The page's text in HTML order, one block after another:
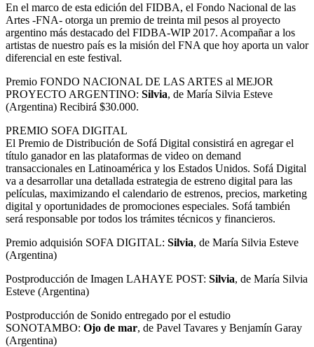
En el marco de esta edición del FIDBA, el Fondo Nacional de las
Artes -FNA- otorga un premio de treinta mil pesos al proyecto
argentino más destacado del FIDBA-WIP 2017. Acompañar a los
artistas de nuestro país es la misión del FNA que hoy aporta un valor
diferencial en este festival.
Premio FONDO NACIONAL DE LAS ARTES al MEJOR
PROYECTO ARGENTINO: Silvia, de María Silvia Esteve
(Argentina) Recibirá $30.000.
PREMIO SOFA DIGITAL
El Premio de Distribución de Sofá Digital consistirá en agregar el
título ganador en las plataformas de video on demand
transaccionales en Latinoamérica y los Estados Unidos. Sofá Digital
va a desarrollar una detallada estrategia de estreno digital para las
películas, maximizando el calendario de estrenos, precios, marketing
digital y oportunidades de promociones especiales. Sofá también
será responsable por todos los trámites técnicos y financieros.
Premio adquisión SOFA DIGITAL: Silvia, de María Silvia Esteve
(Argentina)
Postproducción de Imagen LAHAYE POST: Silvia, de María Silvia
Esteve (Argentina)
Postproducción de Sonido entregado por el estudio
SONOTAMBO: Ojo de mar, de Pavel Tavares y Benjamín Garay
(Argentina)